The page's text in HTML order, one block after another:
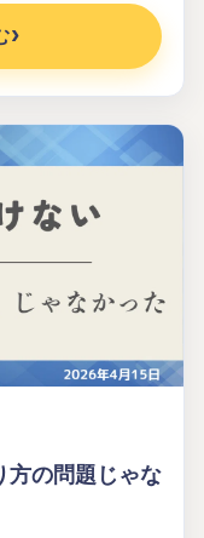
方の問題じゃな